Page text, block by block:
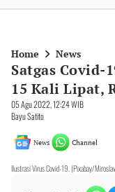
Home News
Satgas Covid-
15 Kali Lipat,
05 Agu 2022, 12:24 WIB
Bayu Satito
News Channel
Ilustrasi Virus Covid-19. (Pixabay/